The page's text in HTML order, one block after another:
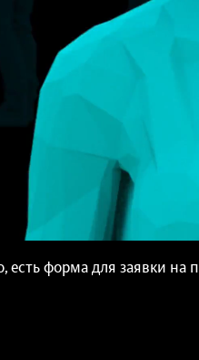
форма для заявки на